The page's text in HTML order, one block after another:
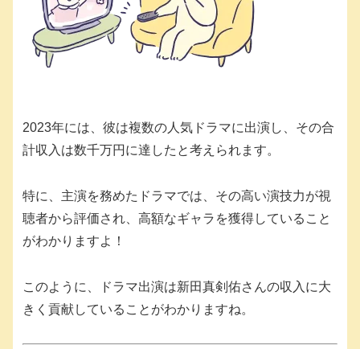
2023年には、彼は複数の人気ドラマに出演し、その合
計収入は数千万円に達したと考えられます。
特に、主演を務めたドラマでは、その高い演技力が視
聴者から評価され、高額なギャラを獲得していること
がわかりますよ！
このように、ドラマ出演は新田真剣佑さんの収入に大
きく貢献していることがわかりますね。